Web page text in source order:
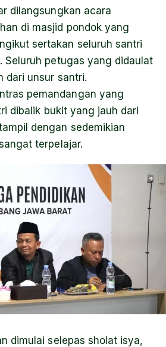
dilangsungkan acara
di masjid pondok yang
sertakan seluruh santri
Seluruh petugas yang didaulat
dari unsur santri.
pemandangan yang
dibalik bukit yang jauh dari
dengan sedemikian
terpelajar.
dimulai selepas sholat isya,